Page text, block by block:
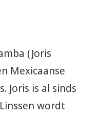
(Joris
Mexicaanse
Joris is al sinds
wordt